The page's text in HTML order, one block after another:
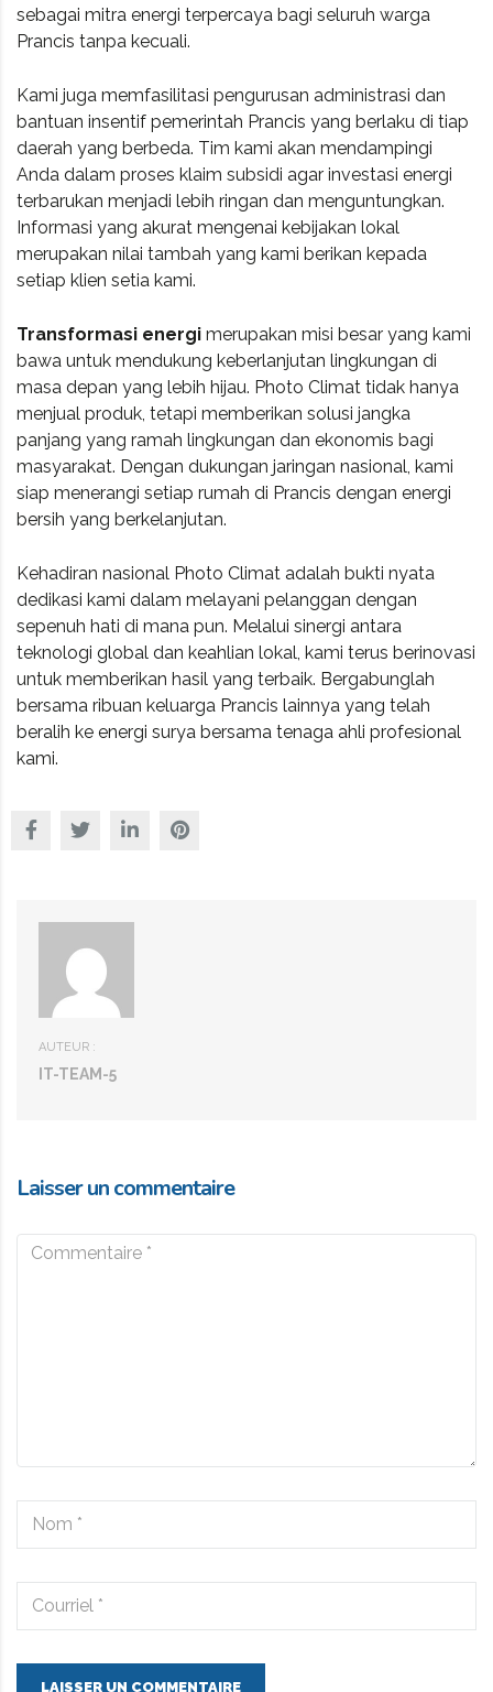
sebagai mitra energi terpercaya bagi seluruh warga
Prancis tanpa kecuali.
Kami juga memfasilitasi pengurusan administrasi dan
bantuan insentif pemerintah Prancis yang berlaku di tiap
daerah yang berbeda. Tim kami akan mendampingi
Anda dalam proses klaim subsidi agar investasi energi
terbarukan menjadi lebih ringan dan menguntungkan.
Informasi yang akurat mengenai kebijakan lokal
merupakan nilai tambah yang kami berikan kepada
setiap klien setia kami.
Transformasi energi merupakan misi besar yang kami
bawa untuk mendukung keberlanjutan lingkungan di
masa depan yang lebih hijau. Photo Climat tidak hanya
menjual produk, tetapi memberikan solusi jangka
panjang yang ramah lingkungan dan ekonomis bagi
masyarakat. Dengan dukungan jaringan nasional, kami
siap menerangi setiap rumah di Prancis dengan energi
bersih yang berkelanjutan.
Kehadiran nasional Photo Climat adalah bukti nyata
dedikasi kami dalam melayani pelanggan dengan
sepenuh hati di mana pun. Melalui sinergi antara
teknologi global dan keahlian lokal, kami terus berinovasi
untuk memberikan hasil yang terbaik. Bergabunglah
bersama ribuan keluarga Prancis lainnya yang telah
beralih ke energi surya bersama tenaga ahli profesional
kami.
AUTEUR :
IT-TEAM-5
Laisser un commentaire
LAISSER UN COMMENTAIRE